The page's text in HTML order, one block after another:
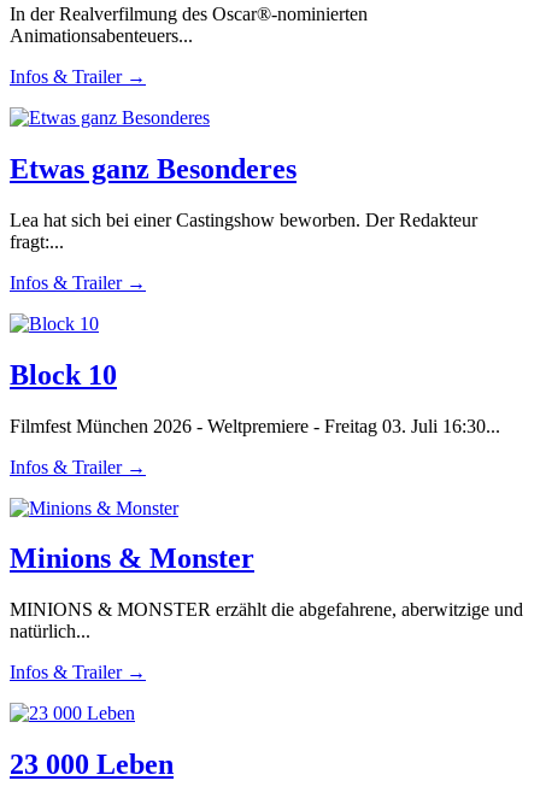
In der Realverfilmung des Oscar®-nominierten
Animationsabenteuers...
Infos & Trailer →
Etwas ganz Besonderes
Lea hat sich bei einer Castingshow beworben. Der Redakteur
fragt:...
Infos & Trailer →
Block 10
Filmfest München 2026 - Weltpremiere - Freitag 03. Juli 16:30...
Infos & Trailer →
Minions & Monster
MINIONS & MONSTER erzählt die abgefahrene, aberwitzige und
natürlich...
Infos & Trailer →
23 000 Leben